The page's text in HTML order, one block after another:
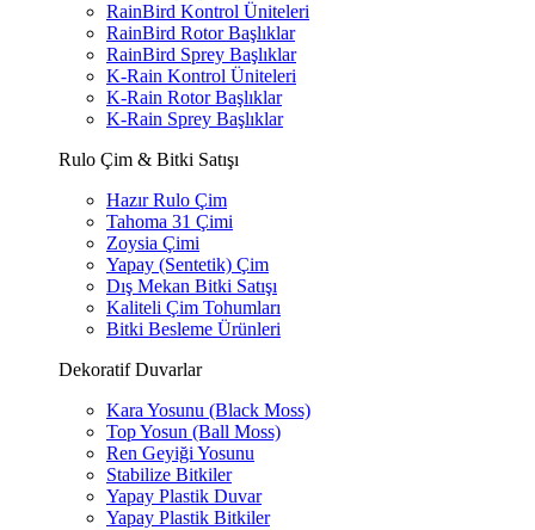
RainBird Kontrol Üniteleri
RainBird Rotor Başlıklar
RainBird Sprey Başlıklar
K-Rain Kontrol Üniteleri
K-Rain Rotor Başlıklar
K-Rain Sprey Başlıklar
Rulo Çim & Bitki Satışı
Hazır Rulo Çim
Tahoma 31 Çimi
Zoysia Çimi
Yapay (Sentetik) Çim
Dış Mekan Bitki Satışı
Kaliteli Çim Tohumları
Bitki Besleme Ürünleri
Dekoratif Duvarlar
Kara Yosunu (Black Moss)
Top Yosun (Ball Moss)
Ren Geyiği Yosunu
Stabilize Bitkiler
Yapay Plastik Duvar
Yapay Plastik Bitkiler